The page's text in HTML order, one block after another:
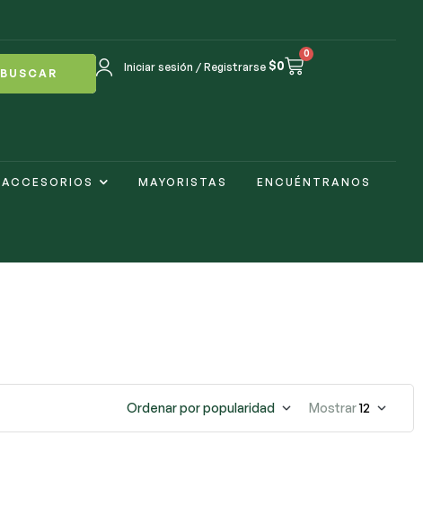
BUSCAR Iniciar sesión / Registrarse $0
0
ACCESORIOS MAYORISTAS ENCUÉNTRANOS
Ordenar por popularidad Mostrar12